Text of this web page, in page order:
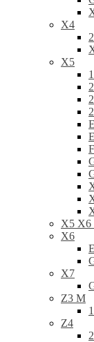
X4
X5
X5 X6
X6
X7
Z3 M
Z4